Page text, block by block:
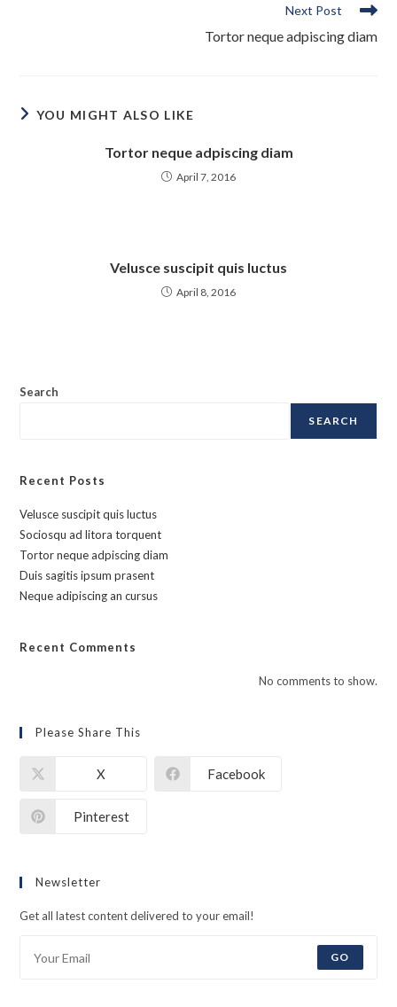
Next Post
Tortor neque adpiscing diam
YOU MIGHT ALSO LIKE
Tortor neque adpiscing diam
April 7, 2016
Velusce suscipit quis luctus
April 8, 2016
Search
SEARCH
Recent Posts
Velusce suscipit quis luctus
Sociosqu ad litora torquent
Tortor neque adpiscing diam
Duis sagitis ipsum prasent
Neque adipiscing an cursus
Recent Comments
No comments to show.
Please Share This
X Facebook
Pinterest
Newsletter
Get all latest content delivered to your email!
GO